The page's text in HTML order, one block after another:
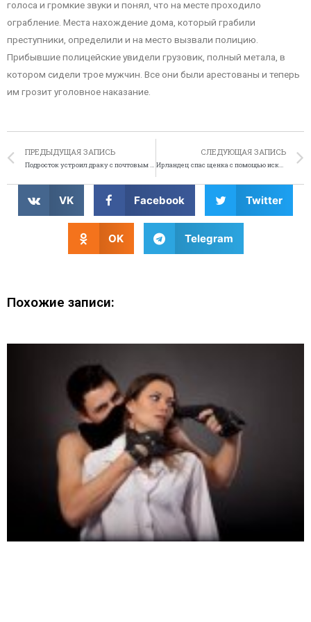
голоса и громкие звуки и понял, что на месте проходило
ограбление. Места нахождение дома, который грабили
преступники, определили и на место вызвали полицию.
Прибывшие полицейские увидели грузовик, полный метала, в
котором сидели трое мужчин. Все они были арестованы и теперь
им грозит уголовное наказание.
ПРЕДЫДУЩАЯ ЗАПИСЬ
Подросток устроил драку с почтовым ящиком
СЛЕДУЮЩАЯ ЗАПИСЬ
Ирландец спас щенка с помощью искусственного дыхания
VK Facebook Twitter
OK Telegram
Похожие записи: